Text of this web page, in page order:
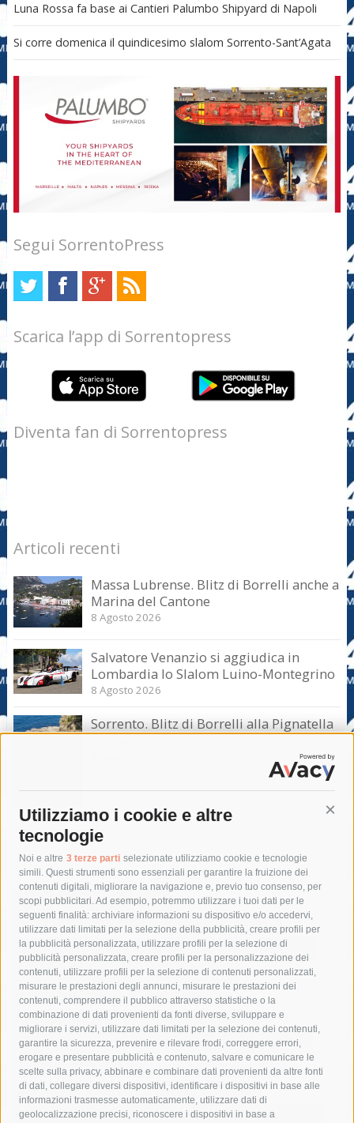
Utilizziamo i cookie e altre
tecnologie
Noi e altre 3 terze parti selezionate utilizziamo cookie e tecnologie
simili. Questi strumenti sono essenziali per garantire la fruizione dei
contenuti digitali, migliorare la navigazione e, previo tuo consenso, per
scopi pubblicitari. Ad esempio, potremmo utilizzare i tuoi dati per le
seguenti finalità: archiviare informazioni su dispositivo e/o accedervi,
utilizzare dati limitati per la selezione della pubblicità, creare profili per
la pubblicità personalizzata, utilizzare profili per la selezione di
pubblicità personalizzata, creare profili per la personalizzazione dei
contenuti, utilizzare profili per la selezione di contenuti personalizzati,
misurare le prestazioni degli annunci, misurare le prestazioni dei
contenuti, comprendere il pubblico attraverso statistiche o la
combinazione di dati provenienti da fonti diverse, sviluppare e
migliorare i servizi, utilizzare dati limitati per la selezione dei contenuti,
garantire la sicurezza, prevenire e rilevare frodi, correggere errori,
erogare e presentare pubblicità e contenuto, salvare e comunicare le
scelte sulla privacy, abbinare e combinare dati provenienti da altre fonti
di dati, collegare diversi dispositivi, identificare i dispositivi in base alle
informazioni trasmesse automaticamente, utilizzare dati di
geolocalizzazione precisi, riconoscere i dispositivi in base a
Luna Rossa fa base ai Cantieri Palumbo Shipyard di Napoli
Si corre domenica il quindicesimo slalom Sorrento-Sant’Agata
Segui SorrentoPress
Scarica l’app di Sorrentopress
Diventa fan di Sorrentopress
Articoli recenti
Massa Lubrense. Blitz di Borrelli anche a
Marina del Cantone
8 Agosto 2026
Salvatore Venanzio si aggiudica in
Lombardia lo Slalom Luino-Montegrino
8 Agosto 2026
Sorrento. Blitz di Borrelli alla Pignatella
– video –
Tag
acqua allerta meteo
anas
area marina protetta di punta campanella
arresto
Asl Napoli 3 sud
capitaneria di porto capri
carabinieri
castellammare di stabia
circumvesuviana
comune di sorrento
concerto
contagi
costiera amalfitana
covid-19 eav
elezioni
fondazione sorrento
gori guardia costiera
incidente
lavori
lorenzo balducelli mare
massa lubrense
massimo coppola
Meta napoli
ordinanza
penisola sorrentina
piano di sorrento polizia municipale